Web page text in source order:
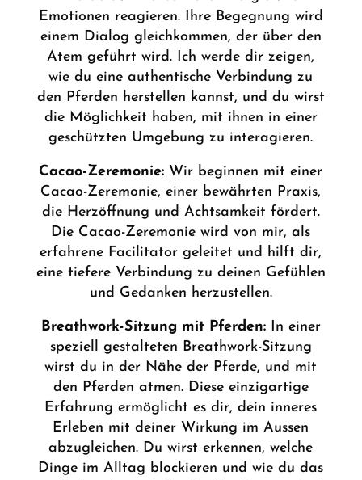
Emotionen reagieren. Ihre Begegnung wird
einem Dialog gleichkommen, der über den
Atem geführt wird. Ich werde dir zeigen,
wie du eine authentische Verbindung zu
den Pferden herstellen kannst, und du wirst
die Möglichkeit haben, mit ihnen in einer
geschützten Umgebung zu interagieren.
Cacao-Zeremonie: Wir beginnen mit einer
Cacao-Zeremonie, einer bewährten Praxis,
die Herzöffnung und Achtsamkeit fördert.
Die Cacao-Zeremonie wird von mir, als
erfahrene Facilitator geleitet und hilft dir,
eine tiefere Verbindung zu deinen Gefühlen
und Gedanken herzustellen.
Breathwork-Sitzung mit Pferden:In einer
speziell gestalteten Breathwork-Sitzung
wirst du in der Nähe der Pferde, und mit
den Pferden atmen. Diese einzigartige
Erfahrung ermöglicht es dir, dein inneres
Erleben mit deiner Wirkung im Aussen
abzugleichen. Du wirst erkennen, welche
Dinge im Alltag blockieren und wie du das